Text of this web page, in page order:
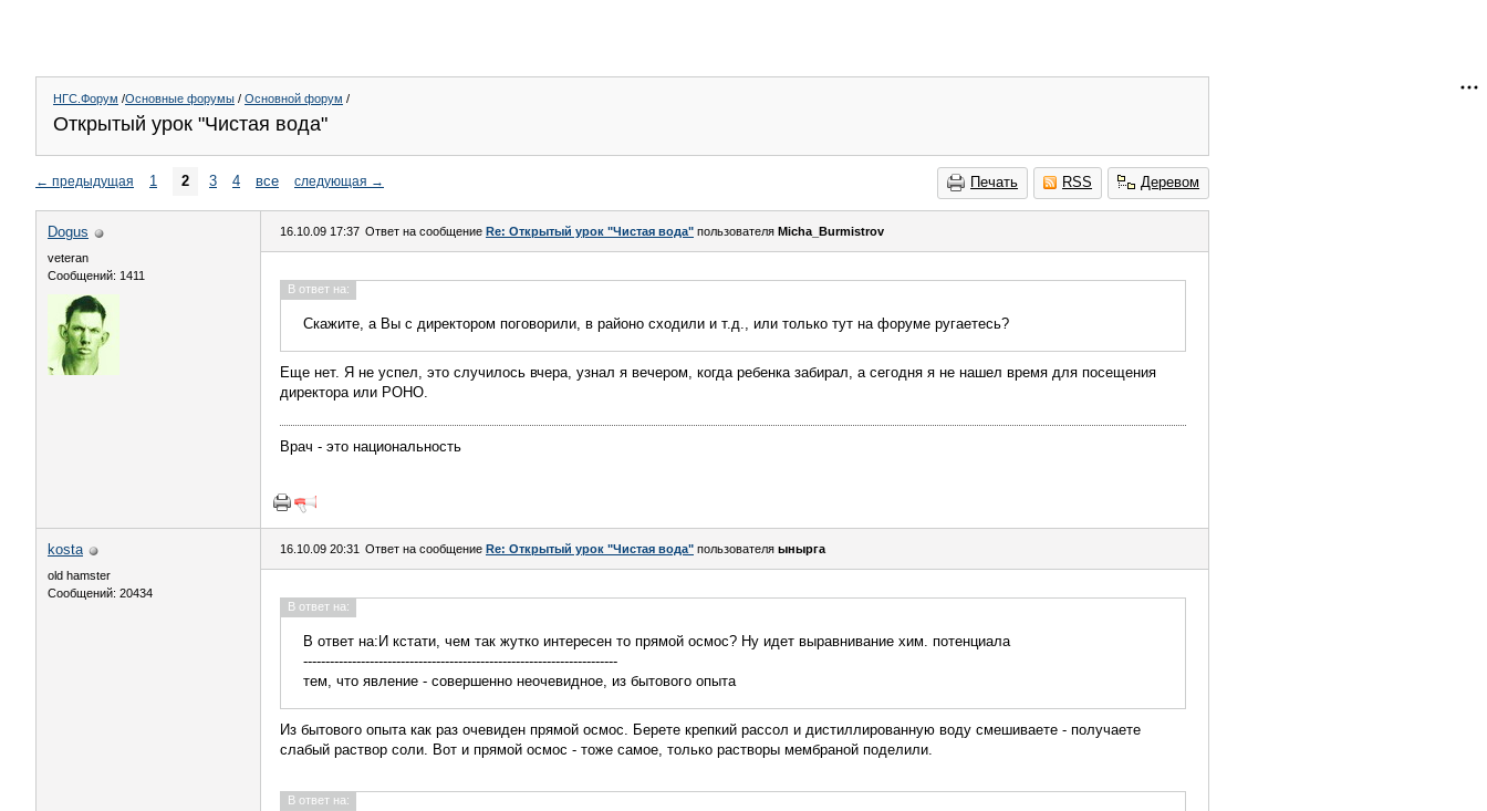
НГС.Форум /Основные форумы / Основной форум /
Открытый урок "Чистая вода"
Печать RSS Деревом
← предыдущая 1 2 3 4 все следующая →
Dogus
veteran
Сообщений: 1411
16.10.09 17:37 Ответ на сообщение Re: Открытый урок "Чистая вода" пользователя Micha_Burmistrov
В ответ на:
Скажите, а Вы с директором поговорили, в районо сходили и т.д., или только тут на форуме ругаетесь?
Еще нет. Я не успел, это случилось вчера, узнал я вечером, когда ребенка забирал, а сегодня я не нашел время для посещения
директора или РОНО.
Врач - это национальность
kosta
old hamster
Сообщений: 20434
16.10.09 20:31 Ответ на сообщение Re: Открытый урок "Чистая вода" пользователя ынырга
В ответ на:
В ответ на:И кстати, чем так жутко интересен то прямой осмос? Ну идет выравнивание хим. потенциала
-----------------------------------------------------------------------
тем, что явление - совершенно неочевидное, из бытового опыта
Из бытового опыта как раз очевиден прямой осмос. Берете крепкий рассол и дистиллированную воду смешиваете - получаете
слабый раствор соли. Вот и прямой осмос - тоже самое, только растворы мембраной поделили.
В ответ на: